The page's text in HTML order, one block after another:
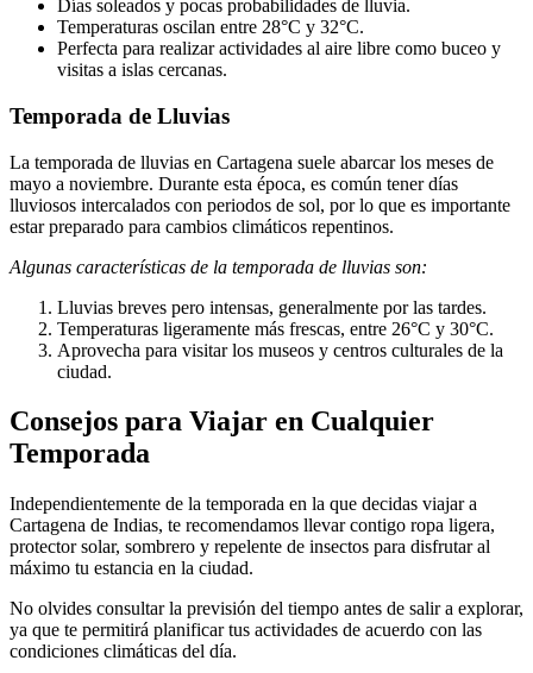
Días soleados y pocas probabilidades de lluvia.
Temperaturas oscilan entre 28°C y 32°C.
Perfecta para realizar actividades al aire libre como buceo y
visitas a islas cercanas.
Temporada de Lluvias
La temporada de lluvias en Cartagena suele abarcar los meses de
mayo a noviembre. Durante esta época, es común tener días
lluviosos intercalados con periodos de sol, por lo que es importante
estar preparado para cambios climáticos repentinos.
Algunas características de la temporada de lluvias son:
Lluvias breves pero intensas, generalmente por las tardes.
Temperaturas ligeramente más frescas, entre 26°C y 30°C.
Aprovecha para visitar los museos y centros culturales de la
ciudad.
Consejos para Viajar en Cualquier
Temporada
Independientemente de la temporada en la que decidas viajar a
Cartagena de Indias, te recomendamos llevar contigo ropa ligera,
protector solar, sombrero y repelente de insectos para disfrutar al
máximo tu estancia en la ciudad.
No olvides consultar la previsión del tiempo antes de salir a explorar,
ya que te permitirá planificar tus actividades de acuerdo con las
condiciones climáticas del día.